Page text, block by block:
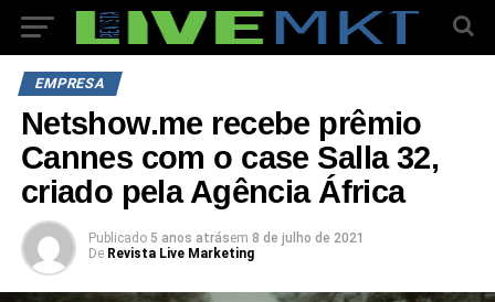
EMPRESA
Netshow.me recebe prêmio
Cannes com o case Salla 32,
criado pela Agência África
Publicado 5 anos atrásem 8 de julho de 2021
De Revista Live Marketing